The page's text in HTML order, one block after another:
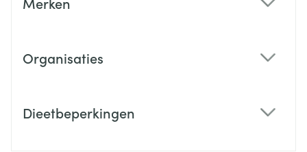
Organisaties
Dieetbeperkingen